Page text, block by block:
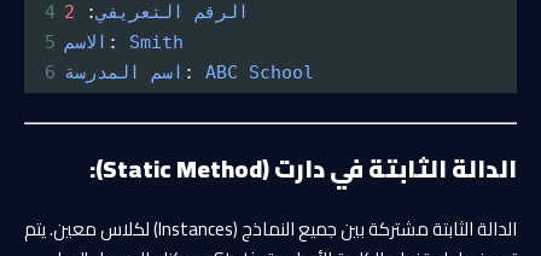
4
الرقم التعريفي:
2
5 الاسم : Smith
6
اسم المدرسة : ABC School
الدالة الثابتة في دارت (Static Method):
الدالة الثابتة مشتركة بين جميع النماذج (Instances) لكلاس معين. يتم